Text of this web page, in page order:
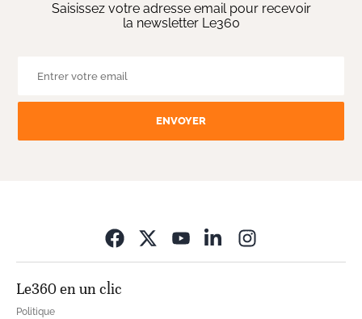
Saisissez votre adresse email pour recevoir
la newsletter Le360
ENVOYER
Le360 en un clic
Politique